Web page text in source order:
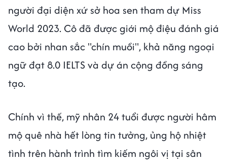
người đại diện xứ sở hoa sen tham dự Miss
World 2023. Cô đã được giới mộ điệu đánh giá
cao bởi nhan sắc "chín muồi", khả năng ngoại
ngữ đạt 8.0 IELTS và dự án cộng đồng sáng
tạo.
Chính vì thế, mỹ nhân 24 tuổi được người hâm
mộ quê nhà hết lòng tin tưởng, ủng hộ nhiệt
tình trên hành trình tìm kiếm ngôi vị tại sân